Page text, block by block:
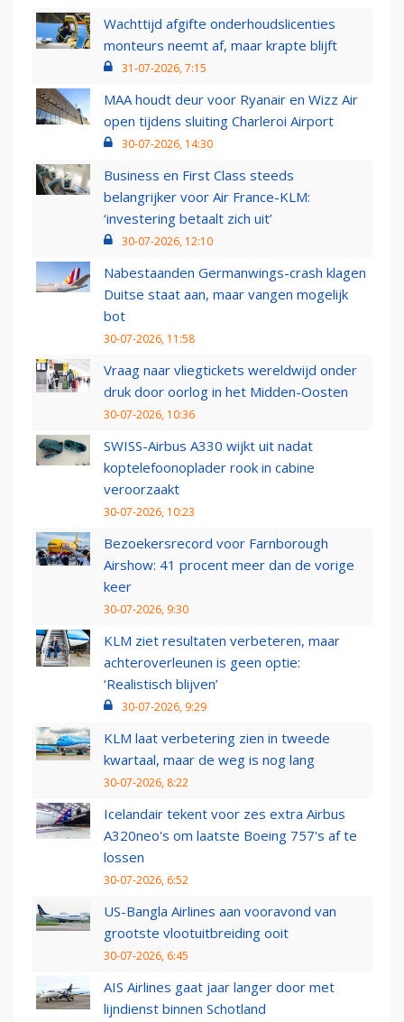
Wachttijd afgifte onderhoudslicenties
monteurs neemt af, maar krapte blijft
31-07-2026, 7:15
MAA houdt deur voor Ryanair en Wizz Air
open tijdens sluiting Charleroi Airport
30-07-2026, 14:30
Business en First Class steeds
belangrijker voor Air France-KLM:
‘investering betaalt zich uit’
30-07-2026, 12:10
Nabestaanden Germanwings-crash klagen
Duitse staat aan, maar vangen mogelijk
bot
30-07-2026, 11:58
Vraag naar vliegtickets wereldwijd onder
druk door oorlog in het Midden-Oosten
30-07-2026, 10:36
SWISS-Airbus A330 wijkt uit nadat
koptelefoonoplader rook in cabine
veroorzaakt
30-07-2026, 10:23
Bezoekersrecord voor Farnborough
Airshow: 41 procent meer dan de vorige
keer
30-07-2026, 9:30
KLM ziet resultaten verbeteren, maar
achteroverleunen is geen optie:
‘Realistisch blijven’
30-07-2026, 9:29
KLM laat verbetering zien in tweede
kwartaal, maar de weg is nog lang
30-07-2026, 8:22
Icelandair tekent voor zes extra Airbus
A320neo's om laatste Boeing 757's af te
lossen
30-07-2026, 6:52
US-Bangla Airlines aan vooravond van
grootste vlootuitbreiding ooit
30-07-2026, 6:45
AIS Airlines gaat jaar langer door met
lijndienst binnen Schotland